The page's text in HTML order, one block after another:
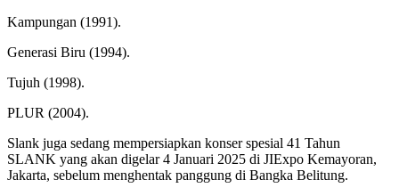
Kampungan (1991).
Generasi Biru (1994).
Tujuh (1998).
PLUR (2004).
Slank juga sedang mempersiapkan konser spesial 41 Tahun
SLANK yang akan digelar 4 Januari 2025 di JIExpo Kemayoran,
Jakarta, sebelum menghentak panggung di Bangka Belitung.